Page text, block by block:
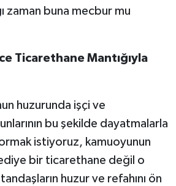
zaman buna mecbur mu
Ticarethane Mantığıyla
huzurunda işçi ve
bu şekilde dayatmalarla
istiyoruz, kamuoyunun
bir ticarethane değil o
huzur ve refahını ön